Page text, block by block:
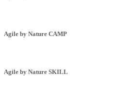
Agile by Nature CAMP
Agile by Nature SKILL